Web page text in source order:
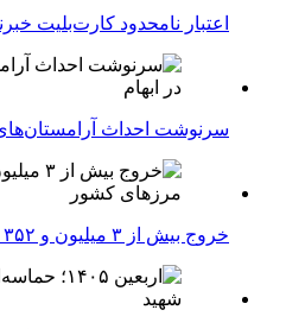
اعتبار نامحدود کارت‌بلیت
سرنوشت احداث آرامستان‌های
خروج بیش از ۳ میلیون و ۳۵۲ هزار زائر از مرزهای کشور